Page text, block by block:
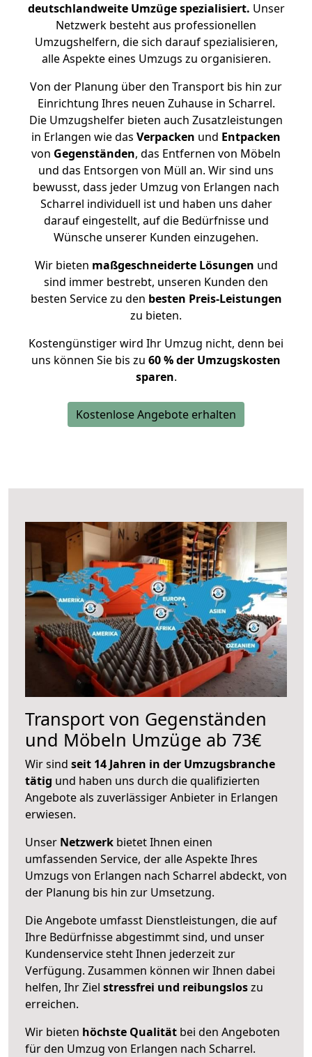
deutschlandweite Umzüge spezialisiert. Unser
Netzwerk besteht aus professionellen
Umzugshelfern, die sich darauf spezialisieren,
alle Aspekte eines Umzugs zu organisieren.
Von der Planung über den Transport bis hin zur
Einrichtung Ihres neuen Zuhause in Scharrel.
Die Umzugshelfer bieten auch Zusatzleistungen
in Erlangen wie das Verpacken und Entpacken
von Gegenständen, das Entfernen von Möbeln
und das Entsorgen von Müll an. Wir sind uns
bewusst, dass jeder Umzug von Erlangen nach
Scharrel individuell ist und haben uns daher
darauf eingestellt, auf die Bedürfnisse und
Wünsche unserer Kunden einzugehen.
Wir bieten maßgeschneiderte Lösungen und
sind immer bestrebt, unseren Kunden den
besten Service zu den besten Preis-Leistungen
zu bieten.
Kostengünstiger wird Ihr Umzug nicht, denn bei
uns können Sie bis zu 60 % der Umzugskosten
sparen.
Kostenlose Angebote erhalten
Transport von Gegenständen
und Möbeln Umzüge ab 73€
Wir sind seit 14 Jahren in der Umzugsbranche
tätig und haben uns durch die qualifizierten
Angebote als zuverlässiger Anbieter in Erlangen
erwiesen.
Unser Netzwerk bietet Ihnen einen
umfassenden Service, der alle Aspekte Ihres
Umzugs von Erlangen nach Scharrel abdeckt, von
der Planung bis hin zur Umsetzung.
Die Angebote umfasst Dienstleistungen, die auf
Ihre Bedürfnisse abgestimmt sind, und unser
Kundenservice steht Ihnen jederzeit zur
Verfügung. Zusammen können wir Ihnen dabei
helfen, Ihr Ziel stressfrei und reibungsloszu
erreichen.
Wir bieten höchste Qualität bei den Angeboten
für den Umzug von Erlangen nach Scharrel.